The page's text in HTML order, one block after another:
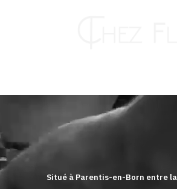
RESTAURANT
Situé à Parentis-en-Born entre